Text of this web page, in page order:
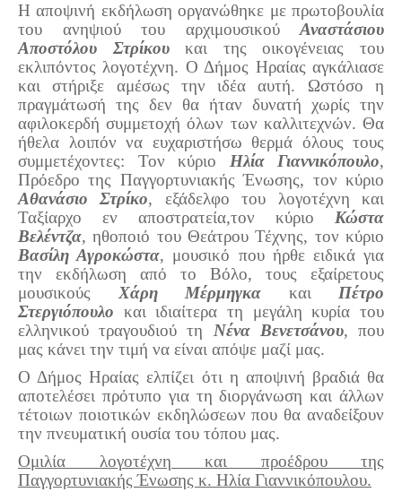
Η αποψινή εκδήλωση οργανώθηκε με πρωτοβουλία
του ανηψιού του αρχιμουσικού Αναστάσιου
Αποστόλου Στρίκουκαι της οικογένειας του
εκλιπόντος λογοτέχνη. Ο Δήμος Ηραίας αγκάλιασε
και στήριξε αμέσως την ιδέα αυτή. Ωστόσο η
πραγμάτωσή της δεν θα ήταν δυνατή χωρίς την
αφιλοκερδή συμμετοχή όλων των καλλιτεχνών. Θα
ήθελα λοιπόν να ευχαριστήσω θερμά όλους τους
συμμετέχοντες: Τον κύριο Ηλία Γιαννικόπουλο,
Πρόεδρο της Παγγορτυνιακής Ένωσης, τον κύριο
Αθανάσιο Στρίκο, εξάδελφο του λογοτέχνη και
Ταξίαρχο εν αποστρατεία,τον κύριο Κώστα
Βελέντζα, ηθοποιό του Θεάτρου Τέχνης, τον κύριο
Βασίλη Αγροκώστα, μουσικό που ήρθε ειδικά για
την εκδήλωση από το Βόλο, τους εξαίρετους
μουσικούς Χάρη Μέρμηγκα και Πέτρο
Στεργιόπουλο και ιδιαίτερα τη μεγάλη κυρία του
ελληνικού τραγουδιού τη Νένα Βενετσάνου, που
μας κάνει την τιμή να είναι απόψε μαζί μας.
Ο Δήμος Ηραίας ελπίζει ότι η αποψινή βραδιά θα
αποτελέσει πρότυπο για τη διοργάνωση και άλλων
τέτοιων ποιοτικών εκδηλώσεων που θα αναδείξουν
την πνευματική ουσία του τόπου μας.
Ομιλία λογοτέχνη και προέδρου της
Παγγορτυνιακής Ένωσης κ. Ηλία Γιαννικόπουλου.